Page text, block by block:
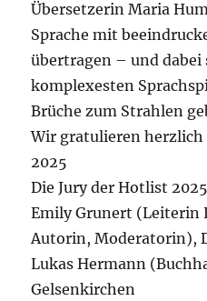
Übersetzerin Maria
Sprache mit
übertragen – und dabei
komplexesten
Brüche zum Strahlen
Wir gratulieren
2025
Die Jury der Hotlist 2025
Emily Grunert (Leiterin
Autorin, Moderatorin),
Lukas Hermann
Gelsenkirchen